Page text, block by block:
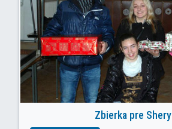
Zbierka pre Sheryl